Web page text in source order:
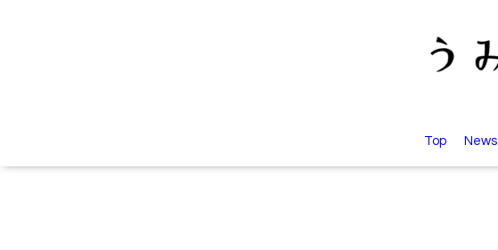
Top News